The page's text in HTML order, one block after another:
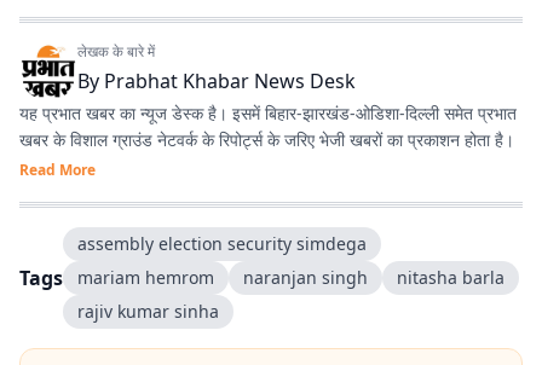
लेखक के बारे में
By Prabhat Khabar News Desk
यह प्रभात खबर का न्यूज डेस्क है। इसमें बिहार-झारखंड-ओडिशा-दिल्‍ली समेत प्रभात
खबर के विशाल ग्राउंड नेटवर्क के रिपोर्ट्स के जरिए भेजी खबरों का प्रकाशन होता है।
Read More
Tags
assembly election security simdega
mariam hemrom
naranjan singh
nitasha barla
rajiv kumar sinha